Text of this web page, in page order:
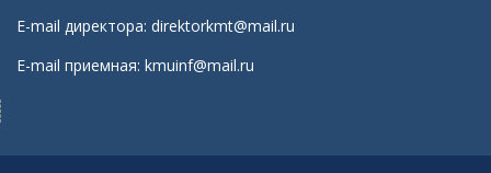
E-mail директора: direktorkmt@mail.ru
E-mail приемная: kmuinf@mail.ru